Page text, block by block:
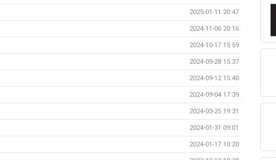
2025-01-11 20:47
2024-11-06 20:16
2024-10-17 15:59
2024-09-28 15:37
2024-09-12 15:40
2024-09-04 17:39
2024-03-25 19:31
2024-01-31 09:01
2024-01-17 10:20